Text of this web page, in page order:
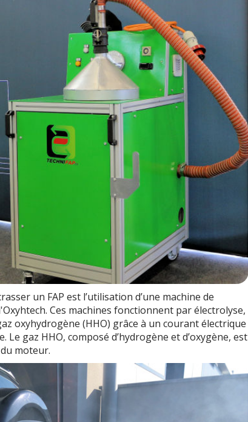
un FAP est l’utilisation d’une machine de
Ces machines fonctionnent par électrolyse,
oxyhydrogène (HHO) grâce à un courant électrique
gaz HHO, composé d’hydrogène et d’oxygène, est
moteur.